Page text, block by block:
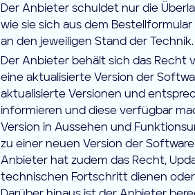
Der Anbieter schuldet nur die
wie sie sich aus dem
an den jeweiligen Stand der Technik.
Der Anbieter behält sich das Recht
eine aktualisierte Version der
aktualisierte Versionen und
informieren und diese verfügbar
Version in Aussehen und
zu einer neuen Version der
Anbieter hat zudem das Recht,
technischen Fortschritt dienen